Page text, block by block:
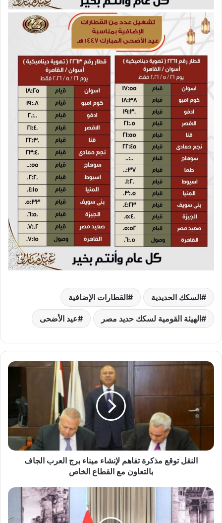
السكك الحديدية القطارات الإضافية
الهيئة القومية لسكك حديد مصر عيد الأضحى
ا
ق
و
ع
ر
ة
ت
النقل توقع مذكرة تفاهم لإنشاء ميناء برج العرب الجاف
بالتعاون مع القطاع الخاص
ر
ئ
ي